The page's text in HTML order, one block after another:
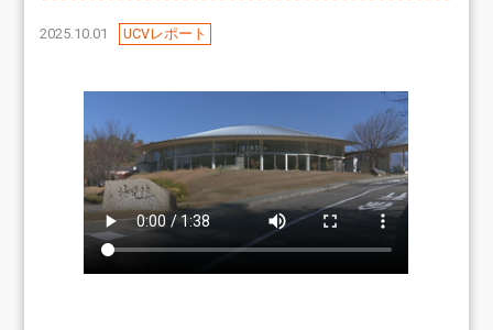
2025.10.01 UCVレポート